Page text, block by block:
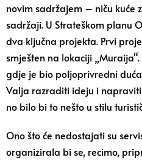
novim sadržajem – niču kuće
sadržaji. U Strateškom planu
dva ključna projekta. Prvi
smješten na lokaciji „Muraij
gdje je bio poljoprivredni
Valja razraditi ideju i
no bilo bi to nešto u stilu
Ono što će nedostajati su
organizirala bi se, recimo,